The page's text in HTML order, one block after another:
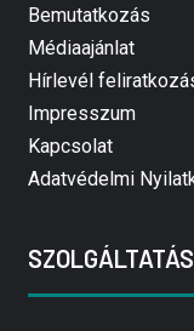
Bemutatkozás
Médiaajánlat
Hírlevél
Impresszum
Kapcsolat
Adatvédelmi